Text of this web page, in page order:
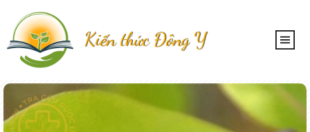
Kiến thức Đông Y